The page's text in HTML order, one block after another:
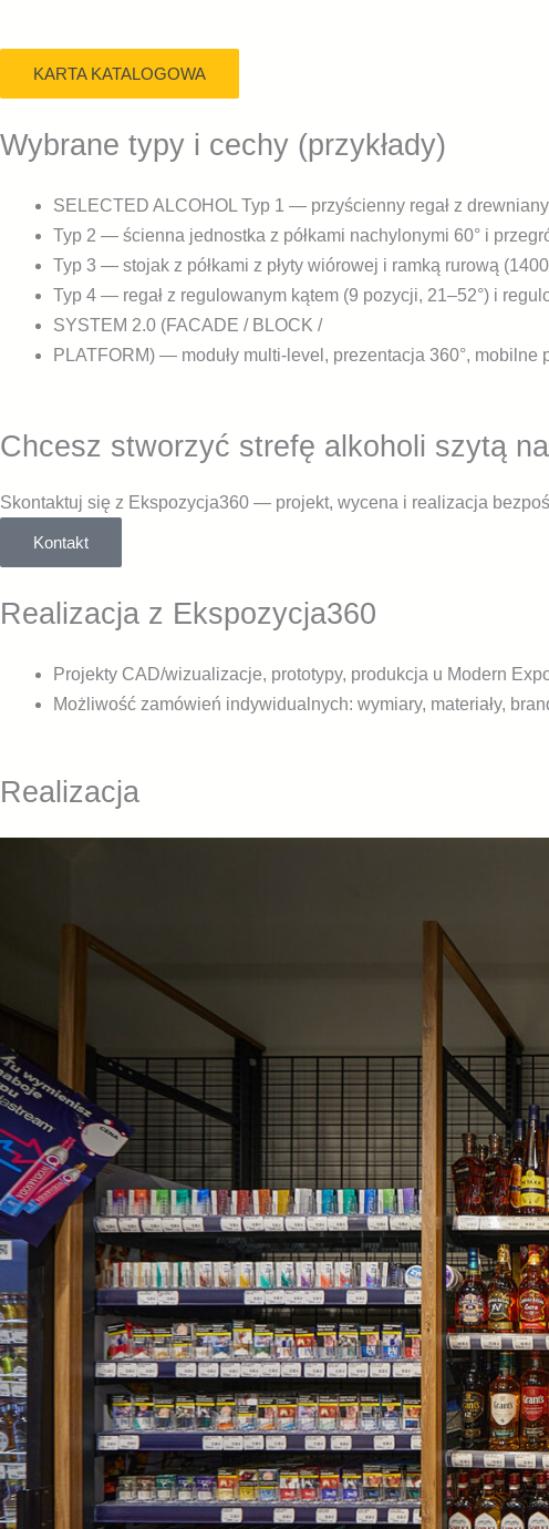
KARTA KATALOGOWA
Wybrane typy i cechy (przykłady)
SELECTED ALCOHOL Typ 1 — przyścienny regał z
Typ 2 — ścienna jednostka z półkami nachylonymi 60° i
Typ 3 — stojak z półkami z płyty wiórowej i ramką rurową
Typ 4 — regał z regulowanym kątem (9 pozycji, 21–52°) i
SYSTEM 2.0 (FACADE / BLOCK /
PLATFORM) — moduły multi‑level, prezentacja 360°,
Chcesz stworzyć strefę alkoholi szytą
Skontaktuj się z Ekspozycja360 — projekt, wycena i realizacja
Kontakt
Realizacja z Ekspozycja360
Projekty CAD/wizualizacje, prototypy, produkcja u Modern
Możliwość zamówień indywidualnych: wymiary, materiały,
Realizacja